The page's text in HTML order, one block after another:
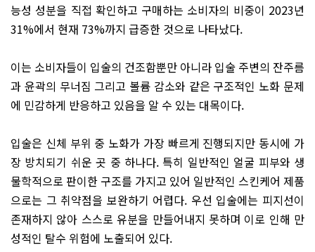
능성 성분을 직접 확인하고 구매하는 소비자의 비중이 2023년
31%에서 현재 73%까지 급증한 것으로 나타났다.
이는 소비자들이 입술의 건조함뿐만 아니라 입술 주변의 잔주름
과 윤곽의 무너짐 그리고 볼륨 감소와 같은 구조적인 노화 문제
에 민감하게 반응하고 있음을 알 수 있는 대목이다.
입술은 신체 부위 중 노화가 가장 빠르게 진행되지만 동시에 가
장 방치되기 쉬운 곳 중 하나다. 특히 일반적인 얼굴 피부와 생
물학적으로 판이한 구조를 가지고 있어 일반적인 스킨케어 제품
으로는 그 취약점을 보완하기 어렵다. 우선 입술에는 피지선이
존재하지 않아 스스로 유분을 만들어내지 못하며 이로 인해 만
성적인 탈수 위험에 노출되어 있다.